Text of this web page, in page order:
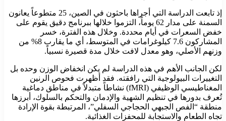
إذ تابعت الدراسة التي أجراها باحثون في الصين، 25 متطوعاً يعانون
السمنة على مدار 62 يوماً، التزموا خلالها ببرنامج دقيق يقوم على
خفض السعرات في أيام محددة. وخلال هذه الفترة، خسر
المشاركون 7.6 كيلوغرامات في المتوسط، أي ما يقارب 8% من
وزنهم الأصلي، وهو معدل لافت خلال مدة قصيرة نسبياً.
لكن الجانب الأهم في هذه الدراسة لم يكن انخفاض الوزن وحده بل
التغييرات البيولوجية التي رافقته. فقد أظهرت فحوص الرنين
المغناطيسي الوظيفي (fMRI) نشاطاً متبدلاً في مناطق دماغية
تُعرف بدورها في تنظيم الشهية والإدمان والتحكم بالسلوك، أبرزها
منطقة “الفص الجبهي الحجاجي السفلي”، المرتبطة بقوة الإرادة
تجاه الطعام والاستجابة للمحفزات الغذائية.